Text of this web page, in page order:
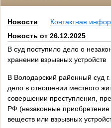
Новости
Контактная
Новость от 26.12.2025
В суд поступило дело о
хранении взрывных устройств
В Володарский районный суд
дело в отношении местного
совершении преступления,
РФ (незаконные
веществ или взрывных